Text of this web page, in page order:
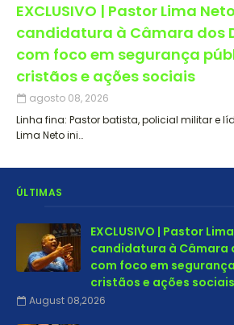
EXCLUSIVO | Pastor Lima
candidatura à Câmara dos
com foco em segurança
cristãos e ações sociais
agosto 08, 2026
Linha fina: Pastor batista, policial militar e
Lima Neto ini…
ÚLTIMAS
EXCLUSIVO | Pastor
candidatura à Câmara
com foco em
cristãos e ações sociais
August 08,2026